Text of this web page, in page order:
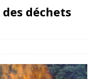
déchets